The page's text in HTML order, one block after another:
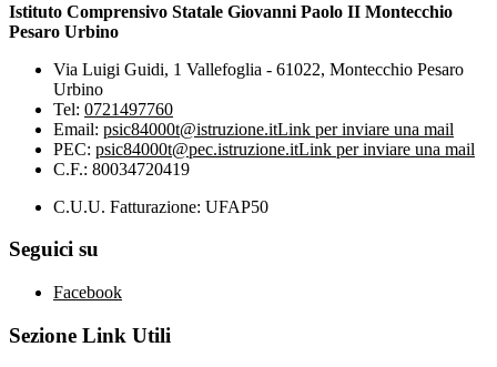
Istituto Comprensivo Statale Giovanni Paolo II Montecchio
Pesaro Urbino
Via Luigi Guidi, 1 Vallefoglia - 61022, Montecchio Pesaro
Urbino
Tel: 0721497760
Email: psic84000t@istruzione.itLink per inviare una mail
PEC: psic84000t@pec.istruzione.itLink per inviare una mail
C.F.: 80034720419
C.U.U. Fatturazione: UFAP50
Seguici su
Facebook
Sezione Link Utili